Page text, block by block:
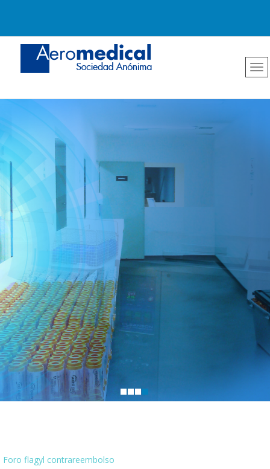
Foro flagyl contrareembolso